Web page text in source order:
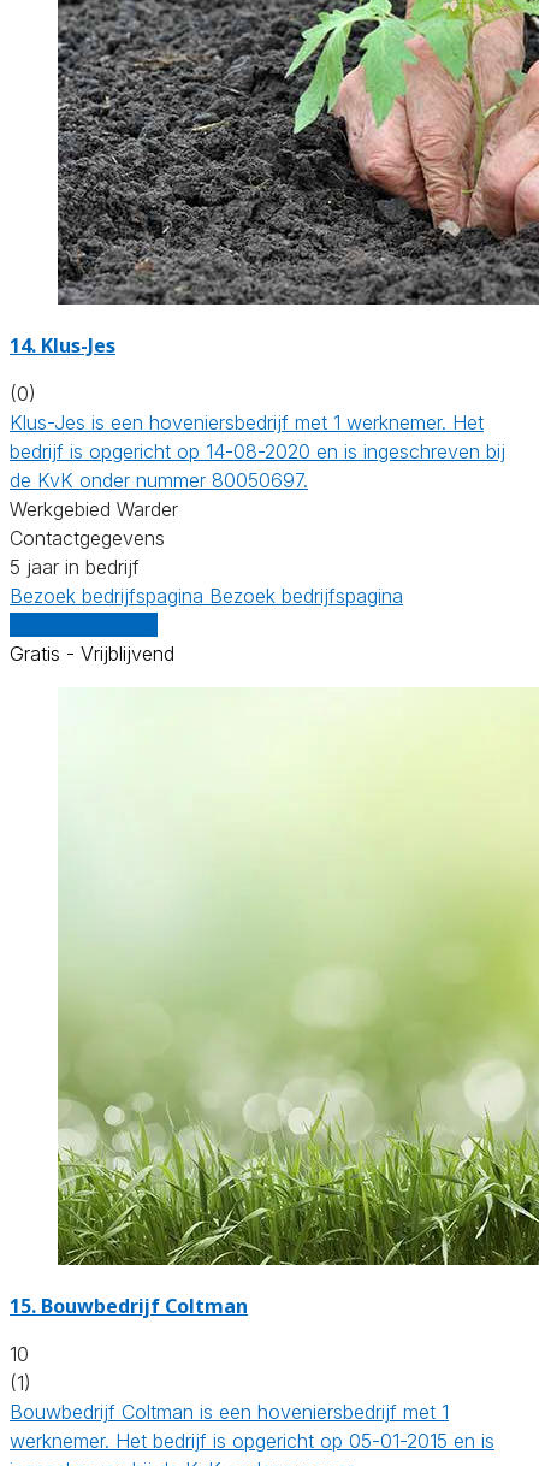
14. Klus-Jes
(0)
Klus-Jes is een hoveniersbedrijf met 1 werknemer. Het
bedrijf is opgericht op 14-08-2020 en is ingeschreven bij
de KvK onder nummer 80050697.
Werkgebied Warder
Contactgegevens
5 jaar in bedrijf
Bezoek bedrijfspagina Bezoek bedrijfspagina
Gratis - Vrijblijvend
15. Bouwbedrijf Coltman
10
(1)
Bouwbedrijf Coltman is een hoveniersbedrijf met 1
werknemer. Het bedrijf is opgericht op 05-01-2015 en is